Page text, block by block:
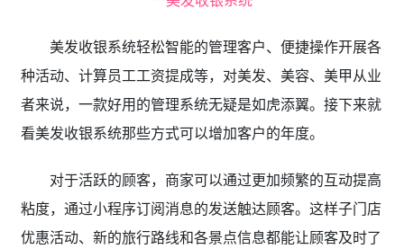
美发收银系统轻松智能的管理客户、便捷操作开展各
种活动、计算员工工资提成等，对美发、美容、美甲从业
者来说，一款好用的管理系统无疑是如虎添翼。接下来就
看美发收银系统那些方式可以增加客户的年度。
对于活跃的顾客，商家可以通过更加频繁的互动提高
粘度，通过小程序订阅消息的发送触达顾客。这样子门店
优惠活动、新的旅行路线和各景点信息都能让顾客及时了